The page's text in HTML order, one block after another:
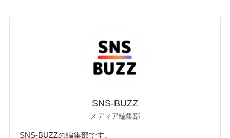
SNS-BUZZ
メディア編集部
SNS-BUZZの編集部です。